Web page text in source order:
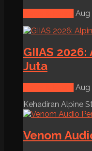
Aug
GIIAS
Juta
Aug
Kehadiran Alpine
Venom